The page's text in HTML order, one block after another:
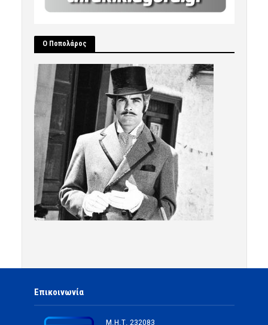
Ο Ποπολάρος
Επικοινωνία
Μ.Η.Τ. 232083